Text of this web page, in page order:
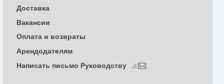
Доставка
Вакансии
Оплата и возвраты
Арендодателям
Написать письмо Руководству